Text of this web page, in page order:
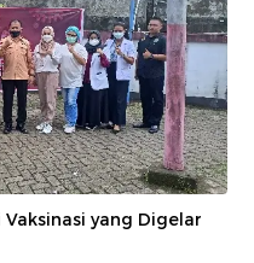
yang Digelar